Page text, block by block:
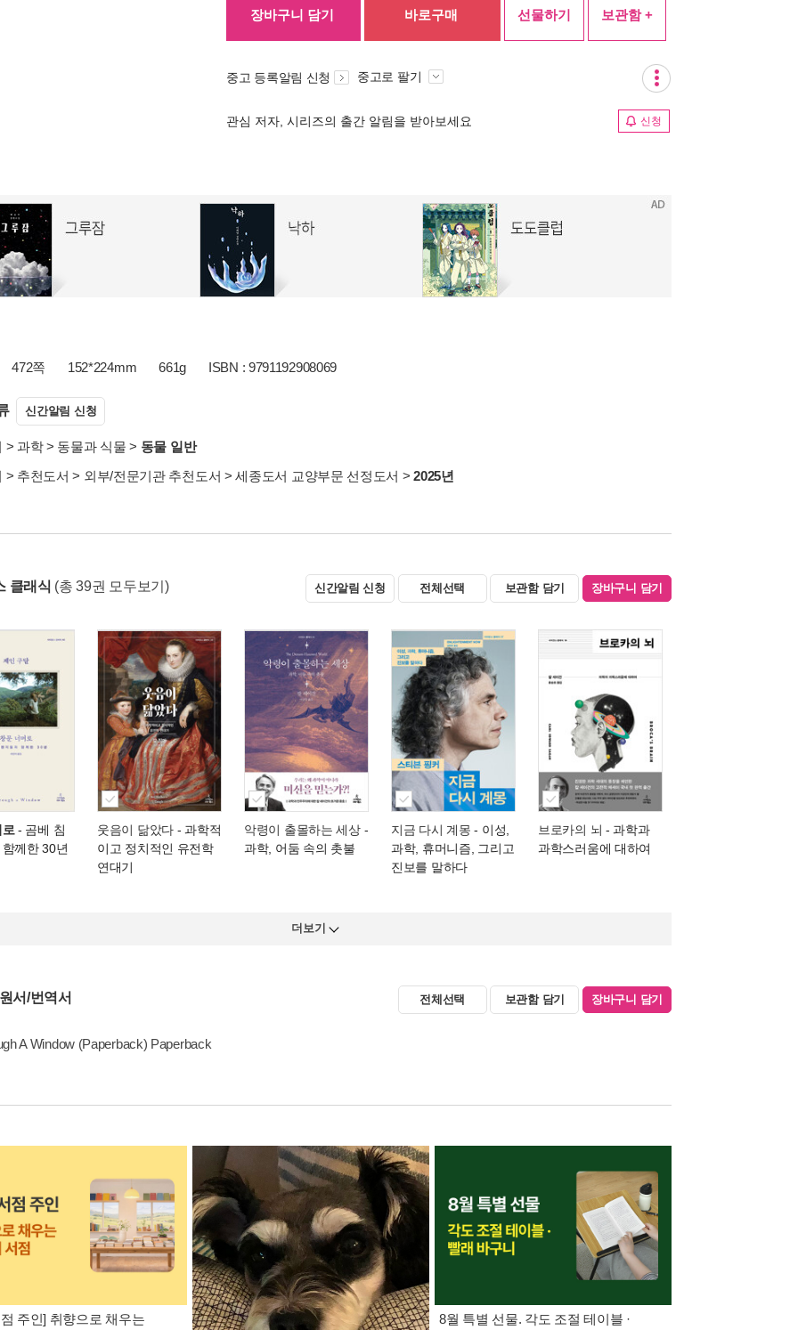
장바구니 담기 바로구매 선물하기 보관함 +
중고 등록알림 신청 중고로 팔기
관심 저자, 시리즈의 출간 알림을 받아보세요 신청
472쪽 152*224mm 661g ISBN : 9791192908069
신간알림 신청
> 과학> 동물과 식물 > 동물 일반
> 추천도서 > 외부/전문기관 추천도서 >세종도서 교양부문 선정도서 >2025년
클래식 (총 39권 모두보기) 신간알림 신청 전체선택 보관함 담기 장바구니 담기
- 곰베 침
께한 30년
웃음이 닮았다 - 과학적
이고 정치적인 유전학
연대기
악령이 출몰하는 세상-
과학, 어둠 속의 촛불
지금 다시 계몽 - 이성,
과학, 휴머니즘, 그리고
진보를 말하다
브로카의 뇌 - 과학과
과학스러움에 대하여
더보기
서/번역서 전체선택 보관함 담기 장바구니 담기
A Window (Paperback) Paperback
주인] 취향으로 채우는
8월 특별 선물. 각도 조절 테이블 ·